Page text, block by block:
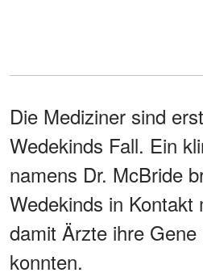
Die Mediziner sind
Wedekinds Fall. Ein
namens Dr. McBride
Wedekinds in Kontakt
damit Ärzte ihre
konnten.